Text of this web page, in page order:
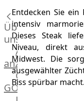
Über
uns
Alle
anzeigen
OTTO
GOURMET
Entdecken Sie
intensiv
Dieses Steak
Niveau, direkt
Midwest. Die
ausgewählter
Biss spürbar macht.